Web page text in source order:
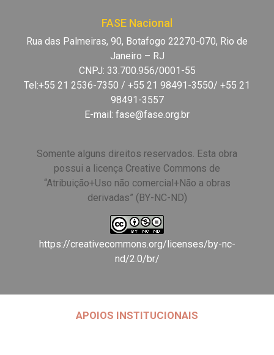
FASE Nacional
Rua das Palmeiras, 90, Botafogo 22270-070, Rio de
Janeiro – RJ
CNPJ: 33.700.956/0001-55
Tel:+55 21 2536-7350 / +55 21 98491-3550/ +55 21
98491-3557
E-mail: fase@fase.org.br
Somente alguns direitos reservados. Esta obra
possui a licença Creative Commons de
“Atribuição+Uso não comercial+Não a obras
derivadas” (BY-NC-ND)
https://creativecommons.org/licenses/by-nc-
nd/2.0/br/
APOIOS INSTITUCIONAIS